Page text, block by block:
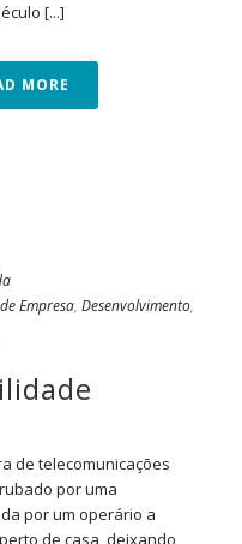
[...]
MORE
Empresa, Desenvolvimento,
de telecomunicações
por uma
por um operário a
de casa, deixando